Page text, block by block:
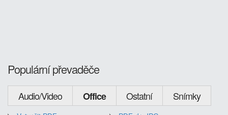
Populární převaděče
Audio/Video Office Ostatní Snímky